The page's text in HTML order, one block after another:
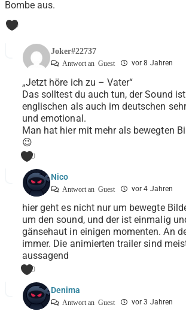
Bombe aus.
0
Joker#22737
Antwort an Guest vor 8 Jahren
„Jetzt höre ich zu – Vater“
Das solltest du auch tun, der Sound
englischen als auch im deutschen
und emotional.
Man hat hier mit mehr als bewegten
😉
0
Nico
Antwort an Guest vor 4 Jahren
hier geht es nicht nur um bewegte
um den sound, und der ist einmalig
gänsehaut in einigen momenten. An
immer. Die animierten trailer sind
aussagend
0
Denima
Antwort an Guest vor 3 Jahren